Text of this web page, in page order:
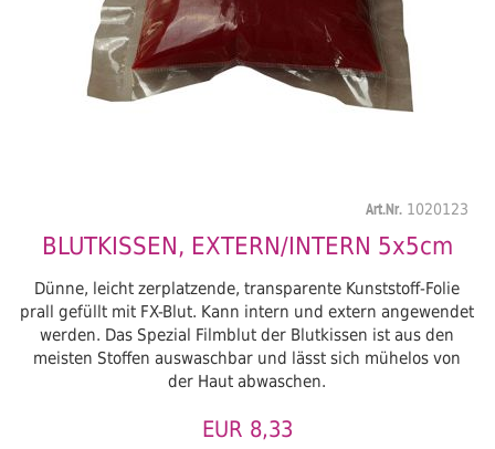
Art.Nr. 1020123
BLUTKISSEN, EXTERN/INTERN 5x5cm
Dünne, leicht zerplatzende, transparente Kunststoff-Folie
prall gefüllt mit FX-Blut. Kann intern und extern angewendet
werden. Das Spezial Filmblut der Blutkissen ist aus den
meisten Stoffen auswaschbar und lässt sich mühelos von
der Haut abwaschen.
EUR 8,33